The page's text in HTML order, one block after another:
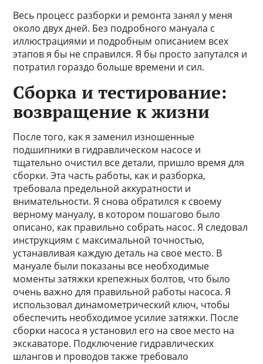
Весь процесс разборки и ремонта занял у меня
около двух дней. Без подробного мануала с
иллюстрациями и подробным описанием всех
этапов я бы не справился. Я бы просто запутался и
потратил гораздо больше времени и сил.
Сборка и тестирование:
возвращение к жизни
После того, как я заменил изношенные
подшипники в гидравлическом насосе и
тщательно очистил все детали, пришло время для
сборки. Эта часть работы, как и разборка,
требовала предельной аккуратности и
внимательности. Я снова обратился к своему
верному мануалу, в котором пошагово было
описано, как правильно собрать насос. Я следовал
инструкциям с максимальной точностью,
устанавливая каждую деталь на свое место. В
мануале были показаны все необходимые
моменты затяжки крепежных болтов, что было
очень важно для правильной работы насоса. Я
использовал динамометрический ключ, чтобы
обеспечить необходимое усилие затяжки. После
сборки насоса я установил его на свое место на
экскаваторе. Подключение гидравлических
шлангов и проводов также требовало